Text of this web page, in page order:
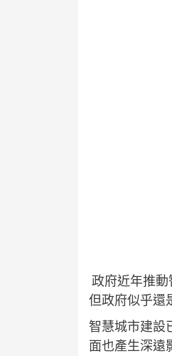
政府近年推
但政府似乎還
智慧城市建設
面也產生深遠